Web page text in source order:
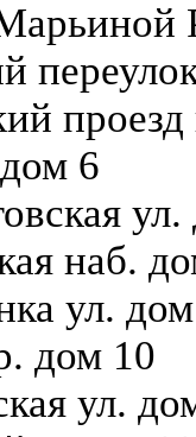
проезд
6
наб.
ул.
дом 10
ул.